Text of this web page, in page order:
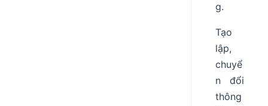
g.
Tạo
lập,
chuyể
n đổi
thông